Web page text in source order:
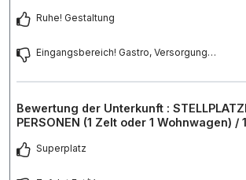
Ruhe! Gestaltung
Eingangsbereich! Gastro, Versorgung…
Bewertung der Unterkunft :
PERSONEN (1 Zelt oder 1 Wohnwagen) /
Superplatz